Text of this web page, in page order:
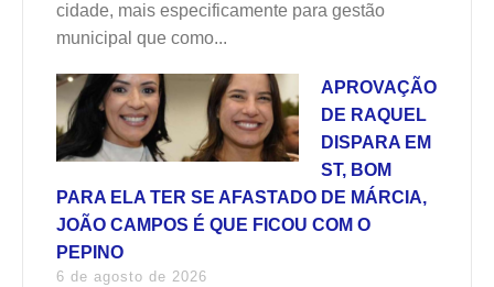
cidade, mais especificamente para gestão
municipal que como...
APROVAÇÃO
DE RAQUEL
DISPARA EM
ST, BOM
PARA ELA TER SE AFASTADO DE MÁRCIA,
JOÃO CAMPOS É QUE FICOU COM O
PEPINO
6 de agosto de 2026